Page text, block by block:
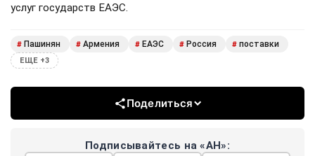
услуг государств ЕАЭС.
# Пашинян # Армения # ЕАЭС # Россия # поставки
ЕЩЕ +3
Поделиться
Подписывайтесь на «АН»: